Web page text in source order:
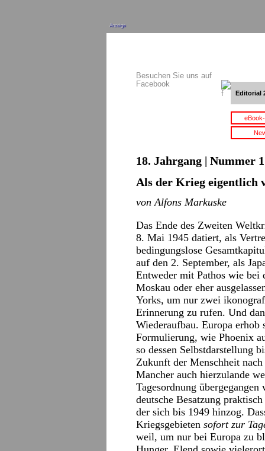
Anzeige
Besuchen Sie uns auf
Facebook
Editorial
18. Jahrgang | Nummer
Als der Krieg eigentlich
von Alfons Markuske
Das Ende des Zweiten
8. Mai 1945 datiert, als
bedingungslose
auf den 2. September, als
Entweder mit Pathos wie bei
Moskau oder eher
Yorks, um nur zwei
Erinnerung zu rufen. Und
Wiederaufbau. Europa erhob
Formulierung, wie Phoenix
so dessen Selbstdarstellung
Zukunft der Menschheit
Mancher auch hierzulande
Tagesordnung
deutsche Besatzung
der sich bis 1949 hinzog.
Kriegsgebieten sofort zur
weil, um nur bei Europa zu